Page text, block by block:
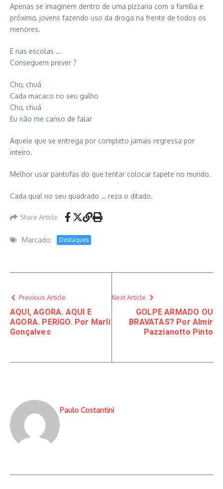
Apenas se imaginem dentro de uma pizzaria com a família e
próximo, jovens fazendo uso da droga na frente de todos os
menores.
E nas escolas …
Conseguem prever ?
Cho, chuá
Cada macaco no seu galho
Cho, chuá
Eu não me canso de falar
Aquele que se entrega por completo jamais regressa por
inteiro.
Melhor usar pantufas do que tentar colocar tapete no mundo.
Cada qual no seu quadrado … reza o ditado.
Share Article
Marcado: Destaques
Previous Article
AQUI, AGORA. AQUI E
AGORA. PERIGO. Por Marli
Gonçalves
Next Article
GOLPE ARMADO OU
BRAVATAS? Por Almir
Pazzianotto Pinto
Paulo Costantini